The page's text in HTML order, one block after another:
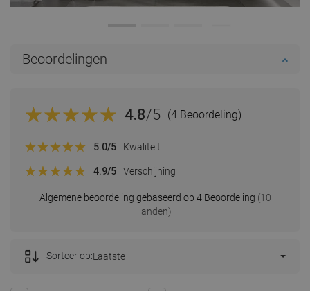
Beoordelingen
4.8/5 (4 Beoordeling)
Algemene beoordeling gebaseerd op 4 Beoordeling (10
landen)
5.0/5 Kwaliteit
4.9/5 Verschijning
Sorteer op:Laatste